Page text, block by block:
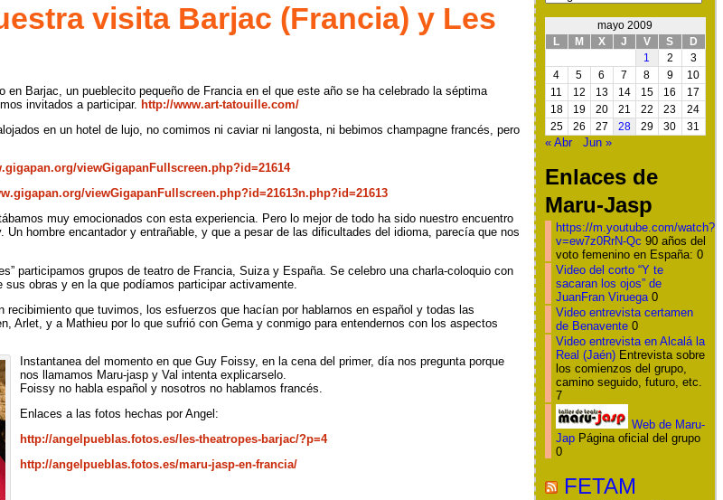
visita Barjac (Francia) y Les
en Barjac, un pueblecito pequeño de Francia en el que este año se ha celebrado la séptima
invitados a participar. http://www.art-tatouille.com/
en un hotel de lujo, no comimos ni caviar ni langosta, ni bebimos champagne francés, pero
viewGigapanFullscreen.php?id=21614
viewGigapanFullscreen.php?id=21613n.php?id=21613
muy emocionados con esta experiencia. Pero lo mejor de todo ha sido nuestro encuentro
hombre encantador y entrañable, y que a pesar de las dificultades del idioma, parecía que nos
participamos grupos de teatro de Francia, Suiza y España. Se celebro una charla-coloquio con
obras y en la que podíamos participar activamente.
recibimiento que tuvimos, los esfuerzos que hacían por hablarnos en español y todas las
Arlet, y a Mathieu por lo que sufrió con Gema y conmigo para entendernos con los aspectos
Instantanea del momento en que Guy Foissy, en la cena del primer, día nos pregunta porque
nos llamamos Maru-jasp y Val intenta explicarselo.
Foissy no habla español y nosotros no hablamos francés.
Enlaces a las fotos hechas por Angel:
http://angelpueblas.fotos.es/les-theatropes-barjac/?p=4
http://angelpueblas.fotos.es/maru-jasp-en-francia/
mayo 2009
L
M X J V S
D
1
2
3
4
5 6 7 8 9
10
11
12 13 14 15 16
17
18
19 20 21 22 23
24
25
26 27 28 29 30 31
« Abr Jun »
Enlaces de
Maru-Jasp
https://m.youtube.com/watch?
v=ew7z0RrN-Qc 90 años del
voto femenino en España: 0
Video del corto “Y te
sacaran los ojos” de
JuanFran Viruega0
Video entrevista certamen
de Benavente0
Video entrevista en Alcalá la
Real (Jaén)Entrevista sobre
los comienzos del grupo,
camino seguido, futuro, etc.
7
Web de Maru-
JapPágina oficial del grupo
0
FETAM